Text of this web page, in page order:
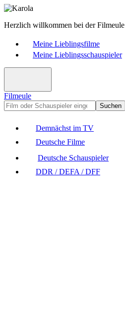
Herzlich willkommen bei der Filmeule
Meine Lieblingsfilme
Meine Lieblingsschauspieler
Filmeule
Suchen
Demnächst im TV
Deutsche Filme
Deutsche Schauspieler
DDR / DEFA / DFF